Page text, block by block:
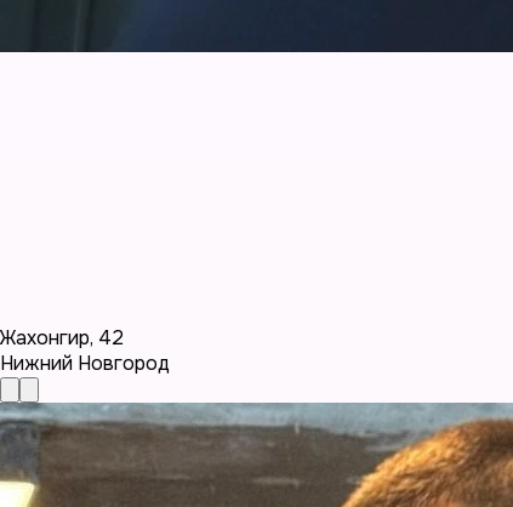
Жахонгир, 42
Нижний Новгород